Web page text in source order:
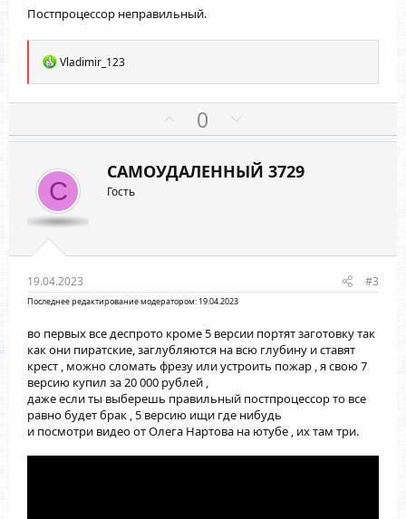
Постпроцессор неправильный.
Р
а
к
и
Vladimir_123
о
з
и
н
й
г
о
л
о
с
0
е
г
а
н
г
о
л
с
С
САМОУДАЛЕННЫЙ 3729
Гость
19.04.2023 #3
Последнее редактирование модератором: 19.04.2023
во первых все деспрото кроме 5 версии портят заготовку так
как они пиратские, заглубляются на всю глубину и ставят
крест , можно сломать фрезу или устроить пожар , я свою 7
версию купил за 20 000 рублей ,
даже если ты выберешь правильный постпроцессор то все
равно будет брак , 5 версию ищи где нибудь
и посмотри видео от Олега Нартова на ютубе , их там три.